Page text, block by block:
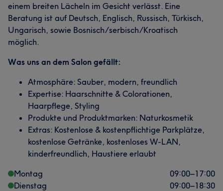
einem breiten Lächeln im Gesicht verlässt. Eine
Beratung ist auf Deutsch, Englisch, Russisch, Türkisch,
Ungarisch, sowie Bosnisch/serbisch/Kroatisch
möglich.
Was uns an dem Salon gefällt:
Atmosphäre: Sauber, modern, freundlich
Expertise: Haarschnitte & Colorationen,
Haarpflege, Styling
Produkte und Produktmarken: Naturkosmetik
Extras: Kostenlose & kostenpflichtige Parkplätze,
kostenlose Getränke, kostenloses W-LAN,
kinderfreundlich, Haustiere erlaubt
Montag
09:00–17:00
Dienstag
09:00–18:30